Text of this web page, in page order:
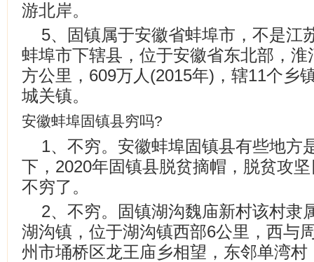
游北岸。
5、固镇属于安徽省蚌埠市，不是江
蚌埠市下辖县，位于安徽省东北部，
方公里，609万人(2015年)，辖11个乡
城关镇。
安徽蚌埠固镇县穷吗?
1、不穷。安徽蚌埠固镇县有些地方
下，2020年固镇县脱贫摘帽，脱贫攻
不穷了。
2、不穷。固镇湖沟魏庙新村该村隶
湖沟镇，位于湖沟镇西部6公里，西与
州市埇桥区龙王庙乡相望，东邻单湾